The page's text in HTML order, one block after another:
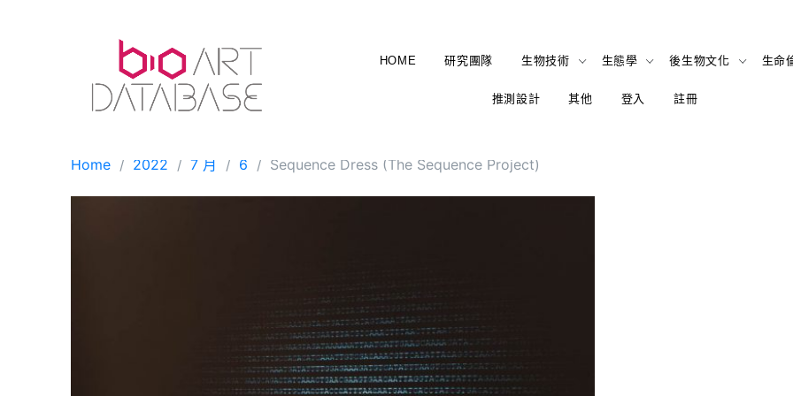
HOME 研究團隊 生物技術 生態學 後生物文化 生命
推測設計 其他 登入 註冊
Home 2022 7 月 6 Sequence Dress (The Sequence Project)